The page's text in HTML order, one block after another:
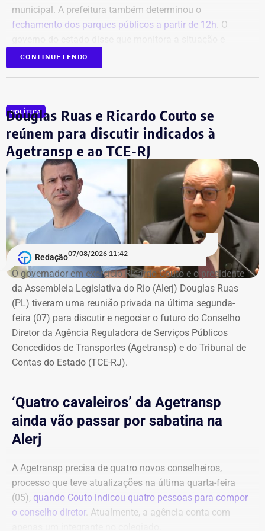
municipal. A prefeitura também determinou o
fechamento dos parques públicos a partir de 12h . O
orientou a população a acompanhar os alertas da Defesa
Civil.
CONTINUE LENDO
POLÍTICA
Douglas Ruas e Ricardo Couto se
reúnem para discutir indicados à
Agetransp e ao TCE-RJ
Redação07/08/2026 11:42
O governador em exercício Ricardo Couto e o presidente
da Assembleia Legislativa do Rio (Alerj) Douglas Ruas
(PL) tiveram uma reunião privada na última segunda-
feira (07) para discutir e negociar o futuro do Conselho
Diretor da Agência Reguladora de Serviços Públicos
Concedidos de Transportes (Agetransp) e do Tribunal de
Contas do Estado (TCE-RJ).
‘Quatro cavaleiros’ da Agetransp
ainda vão passar por sabatina na
Alerj
A Agetransp precisa de quatro novos conselheiros,
processo que teve atualizações na última quarta-feira
(05), quando Couto indicou quatro pessoas para compor
o conselho diretor. Atualmente, a agência conta com